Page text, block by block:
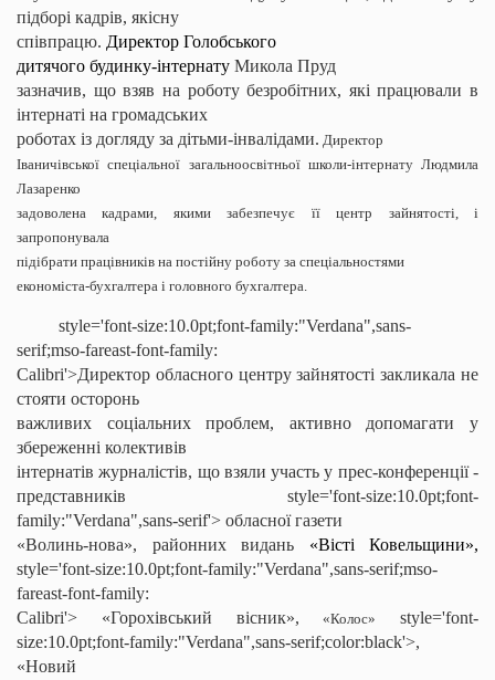
підборі кадрів, якісну
співпрацю. Директор Голобського
дитячого будинку-інтернату Микола Пруд
зазначив, що взяв на роботу безробітних, які працювали в
інтернаті на громадських
роботах із догляду за дітьми-інвалідами. Директор
Іваничівської спеціальної загальноосвітньої школи-інтернату Людмила
Лазаренко
задоволена кадрами, якими забезпечує її центр зайнятості, і
запропонувала
підібрати працівників на постійну роботу за спеціальностями
економіста-бухгалтера і головного бухгалтера.
style='font-size:10.0pt;font-family:"Verdana",sans-
serif;mso-fareast-font-family:
Calibri'>Директор обласного центру зайнятості закликала не
стояти осторонь
важливих соціальних проблем, активно допомагати у
збереженні колективів
інтернатів журналістів, що взяли участь у прес-конференції -
представників style='font-size:10.0pt;font-
family:"Verdana",sans-serif'> обласної газети
«Волинь-нова», районних видань «Вісті Ковельщини»,
style='font-size:10.0pt;font-family:"Verdana",sans-serif;mso-
fareast-font-family:
Calibri'> «Горохівський вісник», «Колос»
style='font-
size:10.0pt;font-family:"Verdana",sans-serif;color:black'>,
«Новий